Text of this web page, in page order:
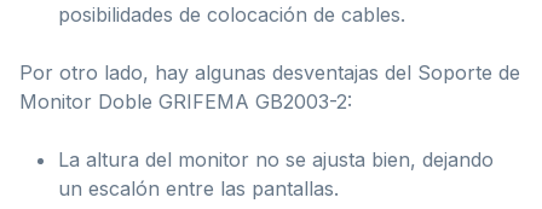
posibilidades de colocación de cables.
Por otro lado, hay algunas desventajas del Soporte de
Monitor Doble GRIFEMA GB2003-2:
La altura del monitor no se ajusta bien, dejando
un escalón entre las pantallas.